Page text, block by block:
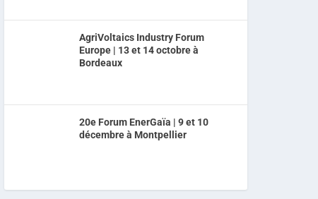
AgriVoltaics Industry Forum
Europe | 13 et 14 octobre à
Bordeaux
20e Forum EnerGaïa | 9 et 10
décembre à Montpellier